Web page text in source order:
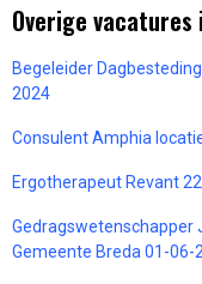
Overige
Begeleider
2024
Consulent Amphia
Ergotherapeut Revant
Gedragswetenschapper
Gemeente Breda 01-06-